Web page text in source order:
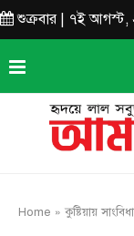
শুক্রবার | ৭ই আগস্ট,
Home » কুষ্টিয়ায়